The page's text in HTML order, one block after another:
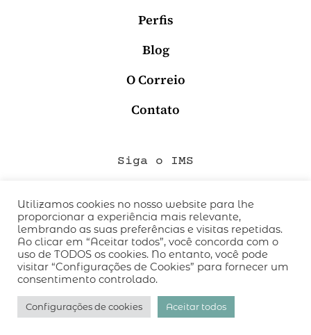
Perfis
Blog
O Correio
Contato
Siga o IMS
QUEM SOMOS
CÓDIGO DE CONDUTA
POLÍTICA DE PRIVACIDADE
TERMOS DE USO
desenvolvido pelo
Utilizamos cookies no nosso website para lhe
proporcionar a experiência mais relevante,
lembrando as suas preferências e visitas repetidas.
Ao clicar em “Aceitar todos”, você concorda com o
uso de TODOS os cookies. No entanto, você pode
visitar “Configurações de Cookies” para fornecer um
consentimento controlado.
Configurações de cookies Aceitar todos